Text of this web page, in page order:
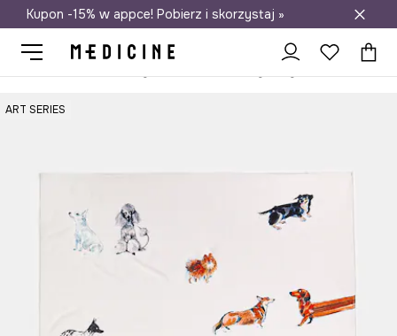
Darmowa dostawa do salonów
Kupon -15% w appce! Pobierz i skorzystaj »
ART SERIES